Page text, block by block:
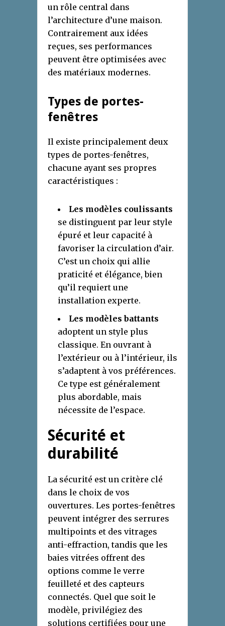
un rôle central dans
l’architecture d’une maison.
Contrairement aux idées
reçues, ses performances
peuvent être optimisées avec
des matériaux modernes.
Types de portes-
fenêtres
Il existe principalement deux
types de portes-fenêtres,
chacune ayant ses propres
caractéristiques :
Les modèles coulissants
se distinguent par leur style
épuré et leur capacité à
favoriser la circulation d’air.
C’est un choix qui allie
praticité et élégance, bien
qu’il requiert une
installation experte.
Les modèles battants
adoptent un style plus
classique. En ouvrant à
l’extérieur ou à l’intérieur, ils
s’adaptent à vos préférences.
Ce type est généralement
plus abordable, mais
nécessite de l’espace.
Sécurité et
durabilité
La sécurité est un critère clé
dans le choix de vos
ouvertures. Les portes-fenêtres
peuvent intégrer des serrures
multipoints et des vitrages
anti-effraction, tandis que les
baies vitrées offrent des
options comme le verre
feuilleté et des capteurs
connectés. Quel que soit le
modèle, privilégiez des
solutions certifiées pour une